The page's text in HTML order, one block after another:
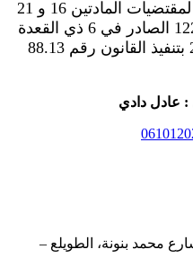
طبقا لمقتضيات المادتين 16 و 21
من الظهير الشريف رقم 122.16.1 الصادر في 6 ذي القعدة
1437 الموافق ل 10 غشت 2016 بتنفيذ القانون رقم 88.13
: عادل دادي